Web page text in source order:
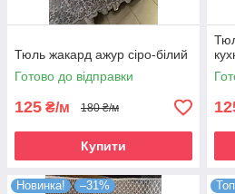
Тюль жакард ажур сіро-білий
Готово до відправки
125 ₴/м 180 ₴/м
Купити
Новинка! –31%